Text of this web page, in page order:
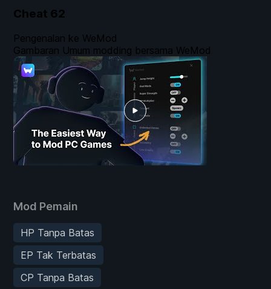
Cheat 62
Mod Pemain
HP Tanpa Batas
EP Tak Terbatas
CP Tanpa Batas
Pengenalan ke WeMod
Gambaran Umum modding bersama WeMod